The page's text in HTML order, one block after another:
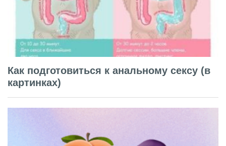
Как подготовиться к анальному сексу (в
картинках)